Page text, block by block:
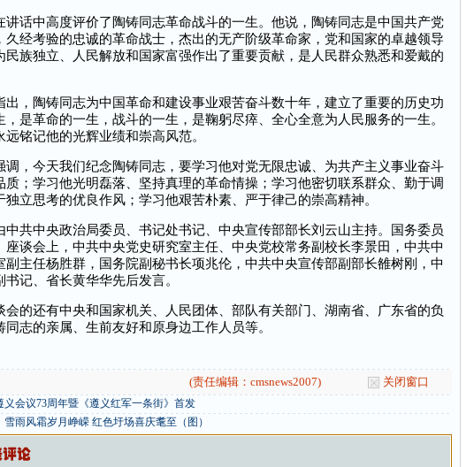
中高度评价了陶铸同志革命战斗的一生。他说，陶铸同志是中国共产党
久经考验的忠诚的革命战士，杰出的无产阶级革命家，党和国家的卓越领导
民族独立、人民解放和国家富强作出了重要贡献，是人民群众熟悉和爱戴的
陶铸同志为中国革命和建设事业艰苦奋斗数十年，建立了重要的历史功
，是革命的一生，战斗的一生，是鞠躬尽瘁、全心全意为人民服务的一生。
远铭记他的光辉业绩和崇高风范。
今天我们纪念陶铸同志，要学习他对党无限忠诚、为共产主义事业奋斗
质；学习他光明磊落、坚持真理的革命情操；学习他密切联系群众、勤于调
独立思考的优良作风；学习他艰苦朴素、严于律己的崇高精神。
中央政治局委员、书记处书记、中央宣传部部长刘云山主持。国务委员
座谈会上，中共中央党史研究室主任、中央党校常务副校长李景田，中共中
副主任杨胜群，国务院副秘书长项兆伦，中共中央宣传部副部长雒树刚，中
记、省长黄华华先后发言。
还有中央和国家机关、人民团体、部队有关部门、湖南省、广东省的负
同志的亲属、生前友好和原身边工作人员等。
(责任编辑：cmsnews2007) 关闭窗口
义会议73周年暨《遵义红军一条街》首发
雪雨风霜岁月峥嵘 红色圩场喜庆耄至（图）